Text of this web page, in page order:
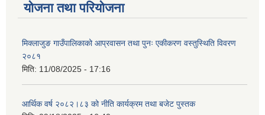
योजना तथा परियोजना
मिक्लाजुङ गाउँपालिकाको आप्रवासन तथा पुनः एकीकरण वस्तुस्थिति विवरण
२०८१
मिति: 11/08/2025 - 17:16
आर्थिक वर्ष २०८२।८३ को नीति कार्यक्रम तथा बजेट पुस्तक